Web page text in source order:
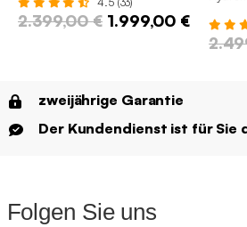
2.399,00 € 1.999,00 €
zweijährige Garantie
Der Kundendienst ist für Sie
Folgen Sie uns